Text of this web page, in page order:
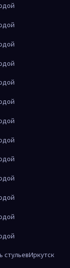
стульевИркутск